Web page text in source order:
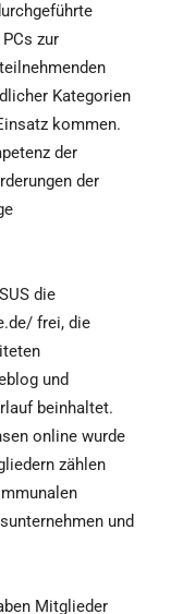
zur
Kategorien
kommen.
der
der
die
frei, die
und
beinhaltet.
online wurde
zählen
und
Mitglieder